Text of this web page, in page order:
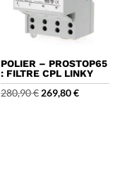
POLIER – PROSTOP65
: FILTRE CPL LINKY
280,90€ Le
269,80€Le